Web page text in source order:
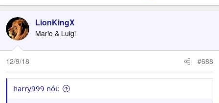
LionKingX
Mario & Luigi
12/9/18 #688
harry999 nói: